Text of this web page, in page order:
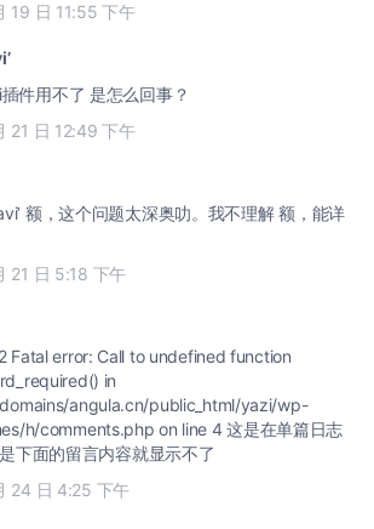
19 日 11:55 下午
件用不了 是怎么回事？
21 日 12:49 下午
额，这个问题太深奥叻。我不理解 额，能详
21 日 5:18 下午
Fatal error: Call to undefined function
in
angula.cn/public_html/yazi/wp-
on line 4 这是在单篇日志
下面的留言内容就显示不了
24 日 4:25 下午